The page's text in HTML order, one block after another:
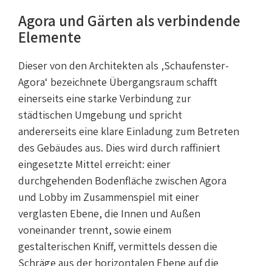
Agora und Gärten als verbindende
Elemente
Dieser von den Architekten als ‚Schaufenster-
Agora‘ bezeichnete Übergangsraum schafft
einerseits eine starke Verbindung zur
städtischen Umgebung und spricht
andererseits eine klare Einladung zum Betreten
des Gebäudes aus. Dies wird durch raffiniert
eingesetzte Mittel erreicht: einer
durchgehenden Bodenfläche zwischen Agora
und Lobby im Zusammenspiel mit einer
verglasten Ebene, die Innen und Außen
voneinander trennt, sowie einem
gestalterischen Kniff, vermittels dessen die
Schräge aus der horizontalen Ebene auf die